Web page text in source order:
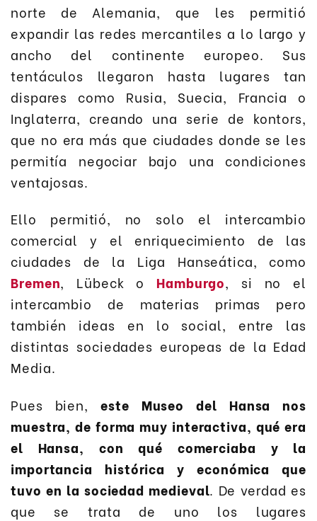
norte de Alemania, que les permitió
expandir las redes mercantiles a lo largo y
ancho del continente europeo. Sus
tentáculos llegaron hasta lugares tan
dispares como Rusia, Suecia, Francia o
Inglaterra, creando una serie de kontors,
que no era más que ciudades donde se les
permitía negociar bajo una condiciones
ventajosas.
Ello permitió, no solo el intercambio
comercial y el enriquecimiento de las
ciudades de la Liga Hanseática, como
Bremen, Lübeck o Hamburgo, si no el
intercambio de materias primas pero
también ideas en lo social, entre las
distintas sociedades europeas de la Edad
Media.
Pues bien,este Museo del Hansa nos
muestra, de forma muy interactiva, qué era
el Hansa, con qué comerciaba y la
importancia histórica y económica que
tuvo en la sociedad medieval. De verdad es
que se trata de uno los lugares